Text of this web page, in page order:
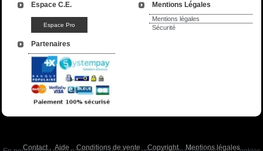
Espace C.E. Mentions Légales
Mentions légales
Sécurité
Partenaires
Contact Aide Conditions de vente Copyright Mentions légales